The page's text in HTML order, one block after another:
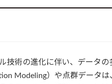
技術の進化に伴い、データ
Modeling）や点群データ